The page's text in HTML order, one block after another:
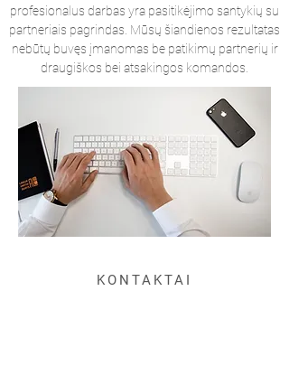
profesionalus darbas yra pasitikėjimo santykių su
partneriais pagrindas. Mūsų šiandienos rezultatas
nebūtų buvęs įmanomas be patikimų partnerių ir
draugiškos bei atsakingos komandos.
KONTAKTAI